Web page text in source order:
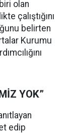
olan
çalıştığını
belirten
Kurumu
YOK”
edip